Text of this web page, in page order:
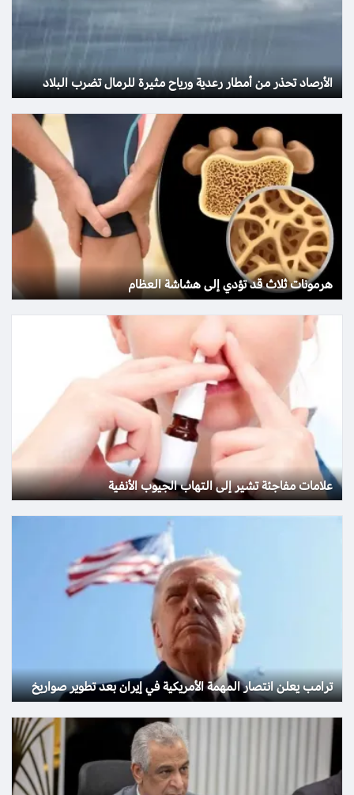
الأرصاد تحذر من أمطار رعدية ورياح مثيرة للرمال تضرب البلاد
هرمونات ثلاث قد تؤدي إلى هشاشة العظام
علامات مفاجئة تشير إلى التهاب الجيوب الأنفية
ترامب يعلن انتصار المهمة الأمريكية في إيران بعد تطوير صواريخ